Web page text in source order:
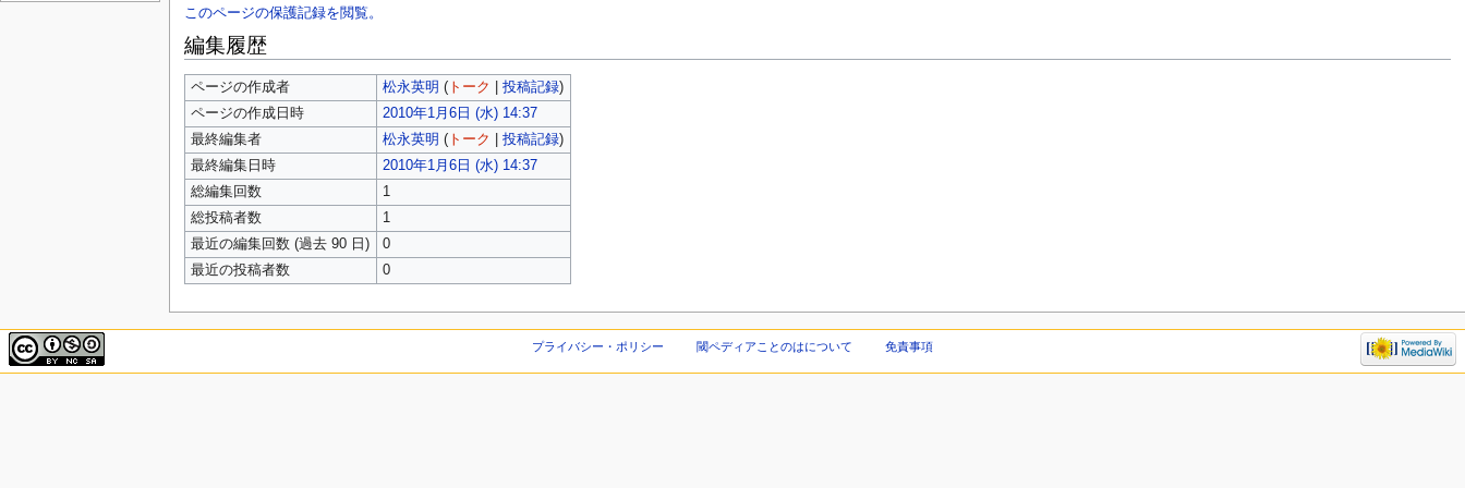
このページの保護記録を閲覧。
編集履歴
ページの作成者 松永英明 (トーク 投稿記録)
ページの作成日時
2010年1月6日 (水) 14:37
最終編集者
松永英明 (トーク 投稿記録)
最終編集日時
2010年1月6日 (水) 14:37
総編集回数
1
総投稿者数
1
最近の編集回数 (過去 90 日)
0
最近の投稿者数
0
プライバシー・ポリシー 閾ペディアことのはについて 免責事項